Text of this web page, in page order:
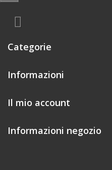
Categorie
Informazioni
Il mio account
Informazioni negozio